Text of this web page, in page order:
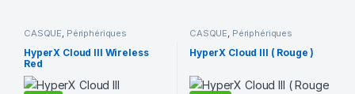
CASQUE Périphériques
HyperX Cloud III Wireless
Red
CASQUE Périphériques
HyperX Cloud III ( Rouge )